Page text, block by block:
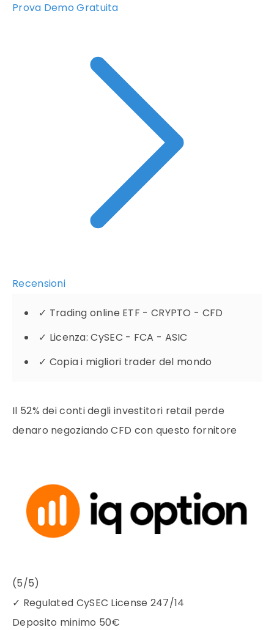
Prova Demo Gratuita
Recensioni
✓ Trading online ETF - CRYPTO - CFD
✓ Licenza: CySEC - FCA - ASIC
✓ Copia i migliori trader del mondo
Il 52% dei conti degli investitori retail perde
denaro negoziando CFD con questo fornitore
(5/5)
✓ Regulated CySEC License 247/14
Deposito minimo 50€